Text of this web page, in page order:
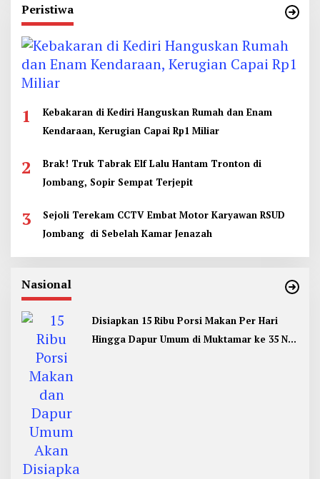
Peristiwa
1
Kebakaran di Kediri Hanguskan Rumah dan Enam
Kendaraan, Kerugian Capai Rp1 Miliar
2
Brak! Truk Tabrak Elf Lalu Hantam Tronton di
Jombang, Sopir Sempat Terjepit
3
Sejoli Terekam CCTV Embat Motor Karyawan RSUD
Jombang di Sebelah Kamar Jenazah
Nasional
Disiapkan 15 Ribu Porsi Makan Per Hari
Hingga Dapur Umum di Muktamar ke 35 NU